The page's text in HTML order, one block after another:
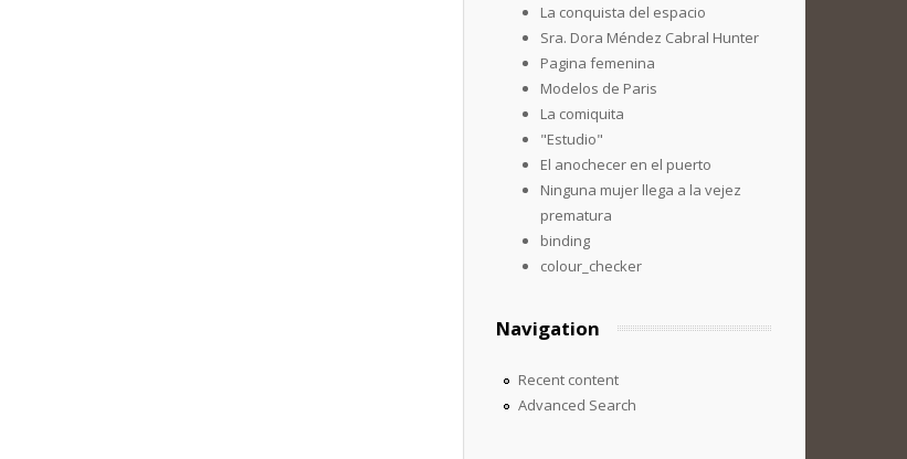
La conquista del espacio
Sra. Dora Méndez Cabral Hunter
Pagina femenina
Modelos de Paris
La comiquita
"Estudio"
El anochecer en el puerto
Ninguna mujer llega a la vejez
prematura
binding
colour_checker
Navigation
Recent content
Advanced Search